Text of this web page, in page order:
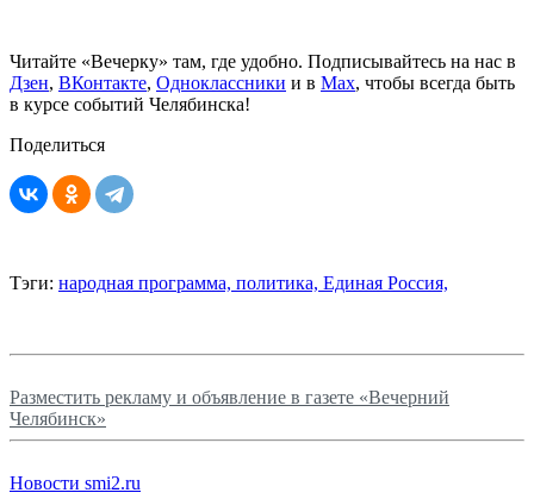
Читайте «Вечерку» там, где удобно. Подписывайтесь на нас в
Дзен, ВКонтакте, Одноклассники и в Max, чтобы всегда быть
в курсе событий Челябинска!
Поделиться
Тэги: народная программа, политика, Единая Россия,
Разместить рекламу и объявление в газете «Вечерний
Челябинск»
Новости smi2.ru